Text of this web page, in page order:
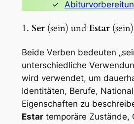
1. Ser(sein) und Estar(sein)
Beide Verben bedeuten
unterschiedliche
wird verwendet, um
Identitäten, Berufe,
Eigenschaften zu
Estartemporäre Zustände,